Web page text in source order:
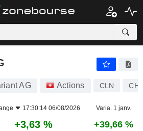
AG Actions CLN
17:30:14 06/08/2026 Varia. 1 janv.
+3,63 % +39,66 %